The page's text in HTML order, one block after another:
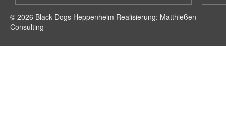
© 2026 Black Dogs Heppenheim Realisierung: Matthießen
Consulting